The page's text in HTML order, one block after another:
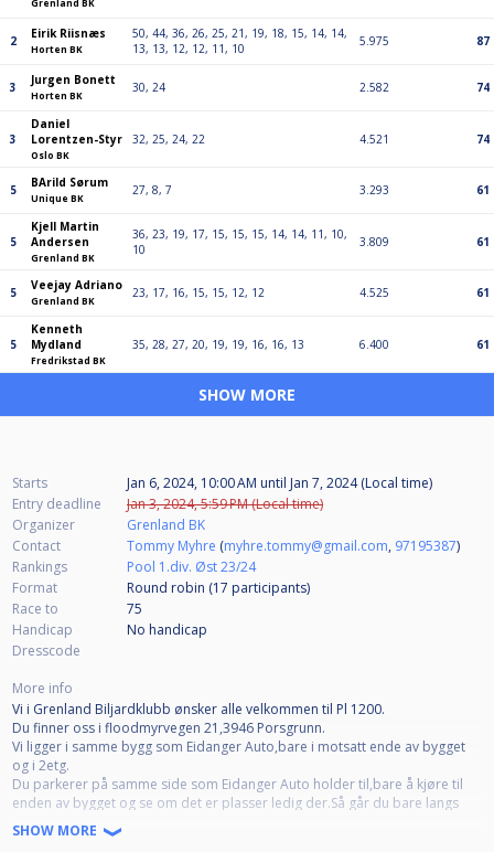
Grenland BK
2 Eirik Riisnæs
Horten BK
50, 44, 36, 26, 25, 21, 19, 18, 15, 14, 14,
13, 13, 12, 12, 11, 10
5.975 87
3 Jurgen Bonett
Horten BK
30, 24 2.582 74
3
Daniel
Lorentzen-Styr
Oslo BK
32, 25, 24, 22 4.521 74
5 BArild Sørum
Unique BK
27, 8, 7 3.293 61
5
Kjell Martin
Andersen
Grenland BK
36, 23, 19, 17, 15, 15, 15, 14, 14, 11, 10,
10
3.809 61
5 Veejay Adriano
Grenland BK
23, 17, 16, 15, 15, 12, 12 4.525 61
5
Kenneth
Mydland
Fredrikstad BK
35, 28, 27, 20, 19, 19, 16, 16, 13 6.400 61
SHOW MORE
Starts Jan 6, 2024, 10:00 AM until Jan 7, 2024 (Local time)
Entry deadline
Jan 3, 2024, 5:59 PM (Local time)
Organizer
Grenland BK
Contact
Tommy Myhre (myhre.tommy@gmail.com, 97195387)
Rankings
Pool 1.div. Øst 23/24
Format
Round robin (17 participants)
Race to
75
Handicap
No handicap
Dresscode
More info
Vi i Grenland Biljardklubb ønsker alle velkommen til Pl 1200.
Du finner oss i floodmyrvegen 21,3946 Porsgrunn.
Vi ligger i samme bygg som Eidanger Auto,bare i motsatt ende av bygget
og i 2etg.
Du parkerer på samme side som Eidanger Auto holder til,bare å kjøre til
enden av bygget og se om det er plasser ledig der.Så går du bare langs
kortveggen på bygget og finner trappa opp til i 2 etg.
Overnatting Thon Hotel Høyer,dette ligger i Skien,ca 15 min å kjøre til
SHOW MORE